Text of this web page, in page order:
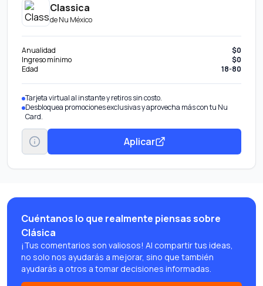
Classica
deNu México
Anualidad
$0
Ingreso mínimo
$0
Edad
18-80
Tarjeta virtual al instante y retiros sin costo.
Desbloquea promociones exclusivas y aprovecha más con tu Nu
Card.
Aplicar
Cuéntanos lo que realmente piensas sobre
Clásica
¡Tus comentarios son valiosos! Al compartir tus ideas,
no solo nos ayudarás a mejorar, sino que también
ayudarás a otros a tomar decisiones informadas.